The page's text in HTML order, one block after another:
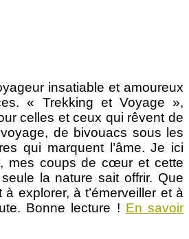
insatiable et amoureux
« Trekking et Voyage »,
celles et ceux qui rêvent de
de bivouacs sous les
qui marquent l’âme. Je ici
mes coups de cœur et cette
la nature sait offrir. Que
à explorer, à t’émerveiller et à
Bonne lecture ! En savoir